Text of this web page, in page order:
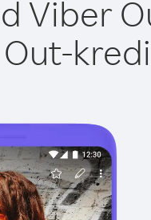
Viber